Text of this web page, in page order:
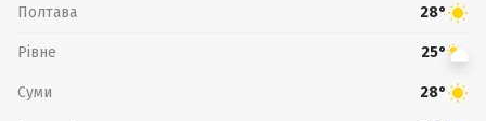
Полтава 28°
Рівне 25°
Суми 28°